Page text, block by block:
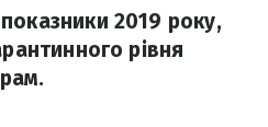
2019 року,
рівня